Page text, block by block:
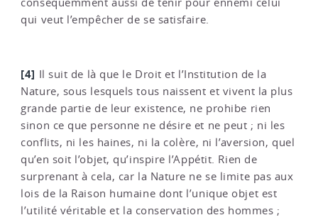
qui veut l’empêcher de se satisfaire.
[4] Il suit de là que le Droit et l’Institution de la
Nature, sous lesquels tous naissent et vivent la plus
grande partie de leur existence, ne prohibe rien
sinon ce que personne ne désire et ne peut ; ni les
conflits, ni les haines, ni la colère, ni l’aversion, quel
qu’en soit l’objet, qu’inspire l’Appétit. Rien de
surprenant à cela, car la Nature ne se limite pas aux
lois de la Raison humaine dont l’unique objet est
l’utilité véritable et la conservation des hommes ;